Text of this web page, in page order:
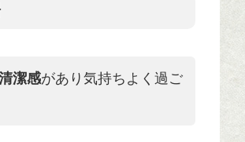
潔感があり気持ちよく過ご